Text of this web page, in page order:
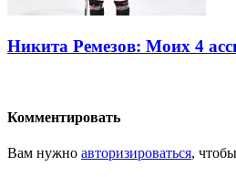
Никита Ремезов: Моих 4
Комментировать
Вам нужно авторизироваться,